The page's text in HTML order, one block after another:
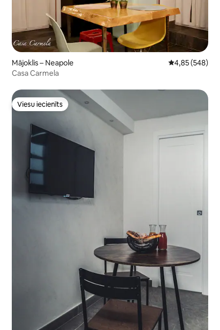
Mājoklis – Neapole Vidējais
4,85 (548)
Casa Carmela
Viesu iecienīts
Viesu iecienīts